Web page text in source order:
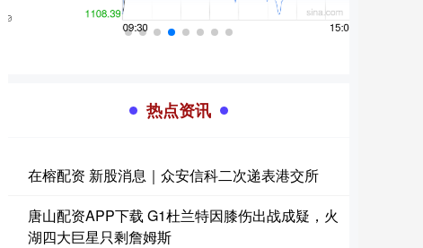
热点资讯
在榕配资 新股消息｜众安信科二次递表港交所
唐山配资APP下载 G1杜兰特因膝伤出战成疑，火
湖四大巨星只剩詹姆斯